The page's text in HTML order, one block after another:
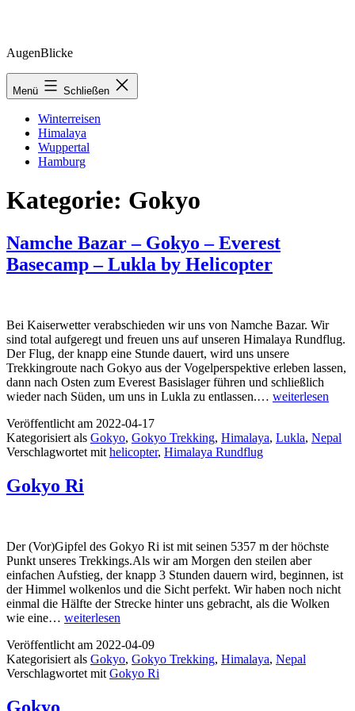
Zum
springen
AugenBlicke
Menü Schließen
Winterreisen
Himalaya
Wuppertal
Hamburg
Kategorie: Gokyo
Namche Bazar – Gokyo – Everest
Basecamp – Lukla by Helicopter
Bei Kaiserwetter verabschieden wir uns von Namche Bazar. Wir
sind total aufgeregt und freuen uns auf unseren Himalaya Rundflug.
Der Flug, der knapp eine Stunde dauert, wird uns unsere
Trekkingroute nach Gokyo aus der Vogelperspektive erleben lassen,
dann nach Osten zum Everest Basislager führen und schließlich
wieder nach Süden, um uns in Lukla zu entlassen.… Namche
Gokyo
weiterlesen
Veröffentlicht am 2022-04-17
Kategorisiert als Gokyo, Gokyo Trekking, Himalaya, Lukla, Nepal
Verschlagwortet mit helicopter, Himalaya Rundflug
Gokyo Ri
Der (Vor)Gipfel des Gokyo Ri ist mit seinen 5357 m der höchste
Punkt unseres Trekkings.Als wir am Morgen den steilen aber
einfachen Aufstieg, der knapp 3 Stunden dauern wird, beginnen, ist
der Himmel wolkenlos und die Sicht perfekt. Wir haben noch nicht
einmal die Hälfte der Strecke hinter uns gebracht, als die Wolken
wie eine… Gokyo
weiterlesen
Veröffentlicht am 2022-04-09
Kategorisiert als Gokyo, Gokyo Trekking, Himalaya, Nepal
Verschlagwortet mit Gokyo Ri
Gokyo